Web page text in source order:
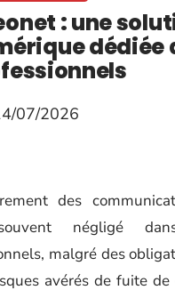
: une
dédiée
07/2026
des
négligé
malgré des
avérés de fuite de